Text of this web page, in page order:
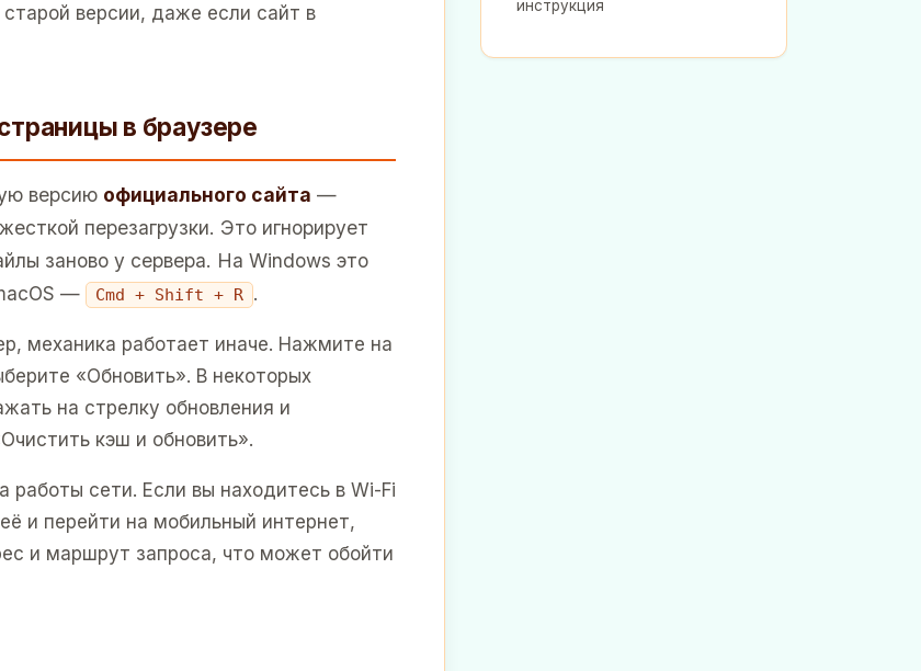
версии, даже если сайт в
в браузере
версию официального сайта —
перезагрузки. Это игнорирует
заново у сервера. На Windows это
— Cmd + Shift + R .
механика работает иначе. Нажмите на
«Обновить». В некоторых
на стрелку обновления и
кэш и обновить».
сети. Если вы находитесь в Wi-Fi
и перейти на мобильный интернет,
и маршрут запроса, что может обойти
инструкция